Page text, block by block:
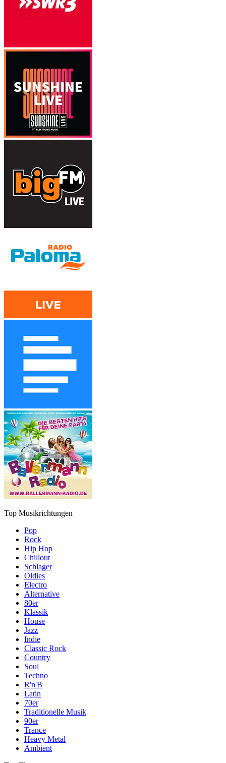
Top Musikrichtungen
Pop
Rock
Hip Hop
Chillout
Schlager
Oldies
Electro
Alternative
80er
Klassik
House
Jazz
Indie
Classic Rock
Country
Soul
Techno
R'n'B
Latin
70er
Traditionelle Musik
90er
Trance
Heavy Metal
Ambient